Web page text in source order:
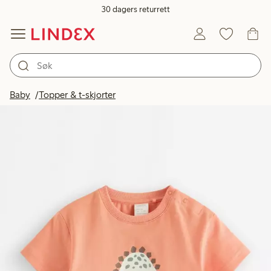
30 dagers returrett
Baby Topper & t-skjorter